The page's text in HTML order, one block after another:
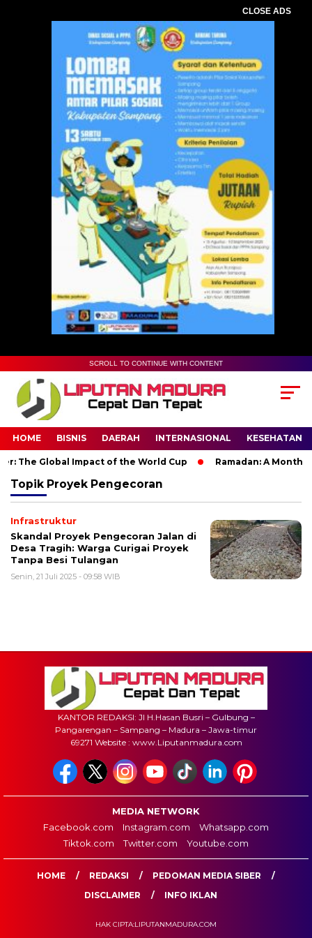
CLOSE ADS
SCROLL TO CONTINUE WITH CONTENT
HOME BISNIS DAERAH INTERNASIONAL KESEHATAN
The Global Impact of the World Cup Ramadan: A Month
Topik Proyek Pengecoran
Infrastruktur
Skandal Proyek Pengecoran Jalan di
Desa Tragih: Warga Curigai Proyek
Tanpa Besi Tulangan
Senin, 21 Juli 2025 - 09:58 WIB
KANTOR REDAKSI: Jl H.Hasan Busri – Gulbung –
Pangarengan – Sampang – Madura – Jawa-timur
69271 Website : www.Liputanmadura.com
MEDIA NETWORK
Facebook.com
Instagram.com
Whatsapp.com
Tiktok.com
Twitter.com Youtube.com
HOME REDAKSI
PEDOMAN MEDIA SIBER
DISCLAIMER
INFO IKLAN
HAK CIPTA:LIPUTANMADURA.COM